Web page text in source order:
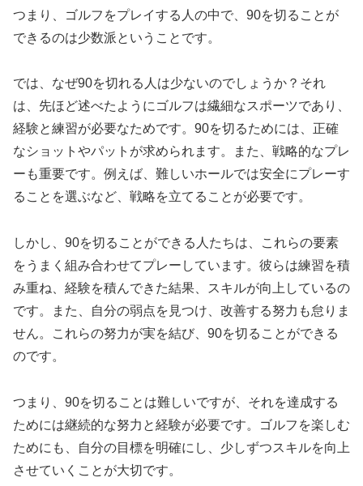
つまり、ゴルフをプレイする人の中で、90を切ることが
できるのは少数派ということです。
では、なぜ90を切れる人は少ないのでしょうか？それ
は、先ほど述べたようにゴルフは繊細なスポーツであり、
経験と練習が必要なためです。90を切るためには、正確
なショットやパットが求められます。また、戦略的なプレ
ーも重要です。例えば、難しいホールでは安全にプレーす
ることを選ぶなど、戦略を立てることが必要です。
しかし、90を切ることができる人たちは、これらの要素
をうまく組み合わせてプレーしています。彼らは練習を積
み重ね、経験を積んできた結果、スキルが向上しているの
です。また、自分の弱点を見つけ、改善する努力も怠りま
せん。これらの努力が実を結び、90を切ることができる
のです。
つまり、90を切ることは難しいですが、それを達成する
ためには継続的な努力と経験が必要です。ゴルフを楽しむ
ためにも、自分の目標を明確にし、少しずつスキルを向上
させていくことが大切です。